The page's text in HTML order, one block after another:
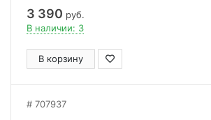
3 390 руб.
В наличии: 3
В корзину
707937